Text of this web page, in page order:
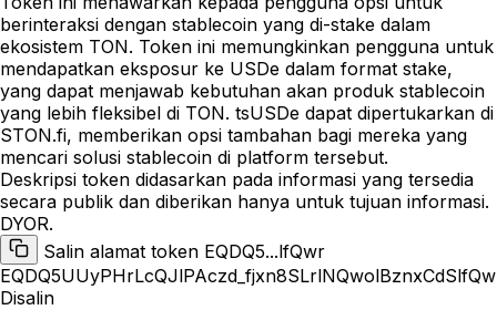
berinteraksi dengan stablecoin yang di-stake dalam
ekosistem TON. Token ini memungkinkan pengguna untuk
mendapatkan eksposur ke USDe dalam format stake,
yang dapat menjawab kebutuhan akan produk stablecoin
yang lebih fleksibel di TON. tsUSDe dapat dipertukarkan di
STON.fi, memberikan opsi tambahan bagi mereka yang
mencari solusi stablecoin di platform tersebut.
Deskripsi token didasarkan pada informasi yang tersedia
secara publik dan diberikan hanya untuk tujuan informasi.
DYOR.
Salin alamat token EQDQ5...lfQwr
Disalin